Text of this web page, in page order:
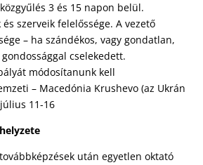
3 és 15 napon belül.
szerveik felelőssége. A vezető
– ha szándékos, vagy gondatlan,
cselekedett.
módosítanunk kell
– Macedónia Krushevo (az Ukrán
11-16
után egyetlen oktató